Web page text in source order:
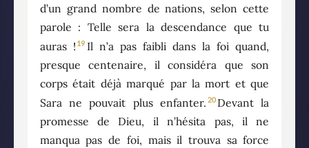
d’un grand nombre de nations, selon cette
parole : Telle sera la descendance que tu
auras ! 19 Il n’a pas faibli dans la foi quand,
presque centenaire, il considéra que son
corps était déjà marqué par la mort et que
Sara ne pouvait plus enfanter. 20 Devant la
promesse de Dieu, il n’hésita pas, il ne
manqua pas de foi, mais il trouva sa force